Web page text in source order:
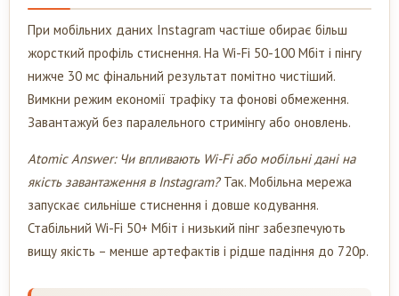
При мобільних даних Instagram частіше обирає більш
жорсткий профіль стиснення. На Wi-Fi 50-100 Мбіт і пінгу
нижче 30 мс фінальний результат помітно чистіший.
Вимкни режим економії трафіку та фонові обмеження.
Завантажуй без паралельного стримінгу або оновлень.
Atomic Answer: Чи впливають Wi-Fi або мобільні дані на
якість завантаження в Instagram?Так. Мобільна мережа
запускає сильніше стиснення і довше кодування.
Стабільний Wi-Fi 50+ Мбіт і низький пінг забезпечують
вищу якість – менше артефактів і рідше падіння до 720p.